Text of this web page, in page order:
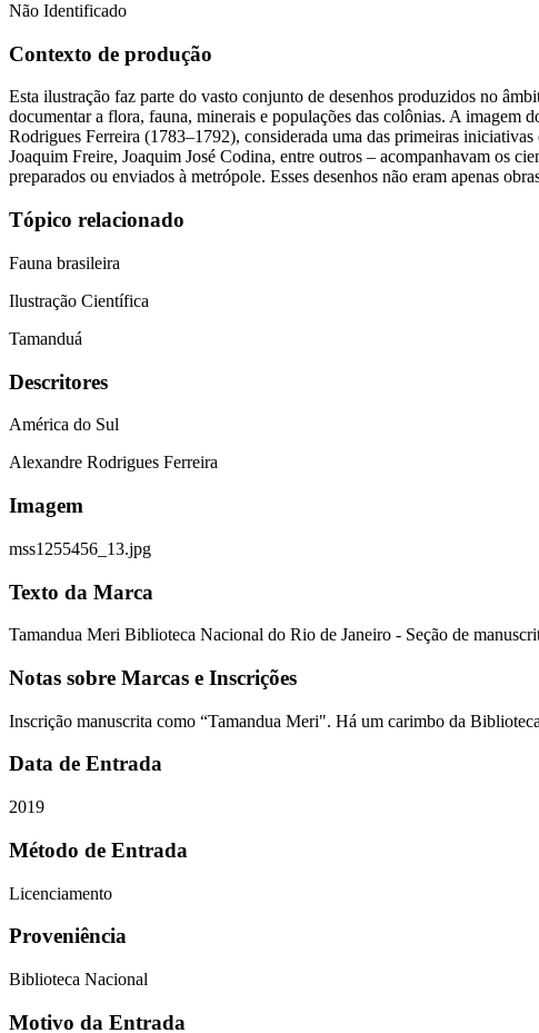
Não Identificado
Contexto de produção
Esta ilustração faz parte do vasto conjunto de desenhos produzidos no
documentar a flora, fauna, minerais e populações das colônias. A imagem
Rodrigues Ferreira (1783–1792), considerada uma das primeiras
Joaquim Freire, Joaquim José Codina, entre outros – acompanhavam os
preparados ou enviados à metrópole. Esses desenhos não eram apenas
Tópico relacionado
Fauna brasileira
Ilustração Científica
Tamanduá
Descritores
América do Sul
Alexandre Rodrigues Ferreira
Imagem
mss1255456_13.jpg
Texto da Marca
Tamandua Meri Biblioteca Nacional do Rio de Janeiro - Seção de
Notas sobre Marcas e Inscrições
Inscrição manuscrita como “Tamandua Meri". Há um carimbo da
Data de Entrada
2019
Método de Entrada
Licenciamento
Proveniência
Biblioteca Nacional
Motivo da Entrada